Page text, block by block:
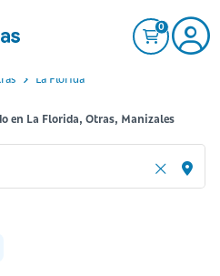
0
La Florida
en La Florida, Otras, Manizales